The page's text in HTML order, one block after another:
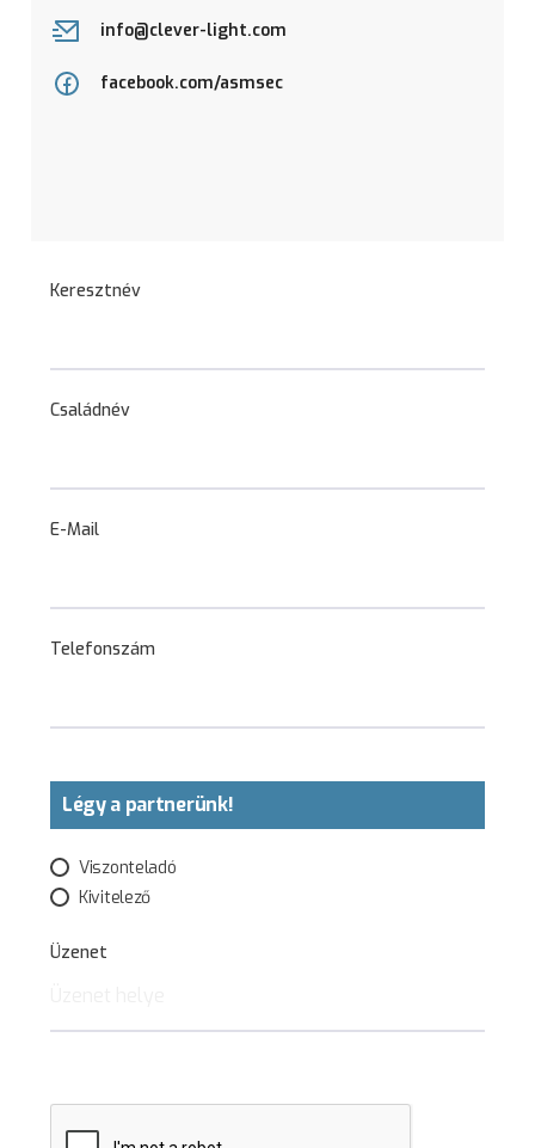
info@clever-light.com
facebook.com/asmsec
Keresztnév
Családnév
E-Mail
Telefonszám
Légy a partnerünk!
Viszonteladó
Kivitelező
Üzenet